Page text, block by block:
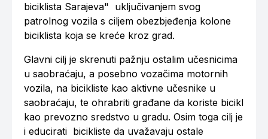
biciklista Sarajeva" uključivanjem svog
patrolnog vozila s ciljem obezbjeđenja kolone
biciklista koja se kreće kroz grad.
Glavni cilj je skrenuti pažnju ostalim učesnicima
u saobraćaju, a posebno vozačima motornih
vozila, na bicikliste kao aktivne učesnike u
saobraćaju, te ohrabriti građane da koriste bicikl
kao prevozno sredstvo u gradu. Osim toga cilj je
i educirati bicikliste da uvažavaju ostale